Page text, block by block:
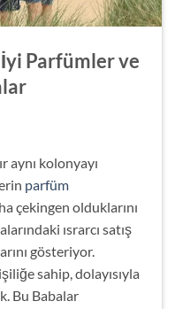
Parfümler ve
aynı kolonyayı
parfüm
çekingen olduklarını
ısrarcı satış
gösteriyor.
sahip, dolayısıyla
Bu Babalar